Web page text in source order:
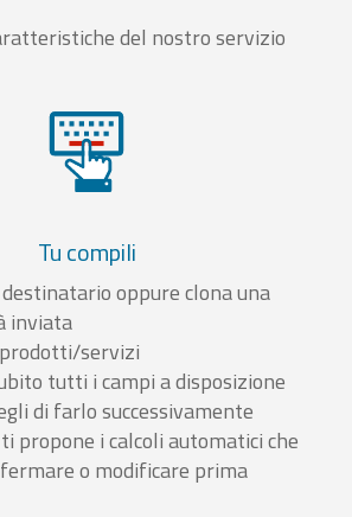
del nostro servizio
Tu compili
oppure clona una
inviata
servizi
tutti i campi a disposizione
di farlo successivamente
propone i calcoli automatici che
o modificare prima